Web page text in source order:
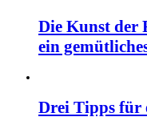
Die Kunst der
ein
Drei Tipps für